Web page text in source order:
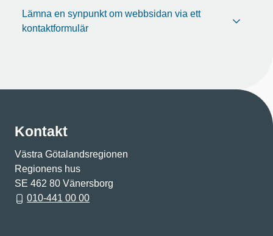
Lämna en synpunkt om webbsidan via ett
kontaktformulär
Kontakt
Västra Götalandsregionen
Regionens hus
SE 462 80 Vänersborg
010-441 00 00